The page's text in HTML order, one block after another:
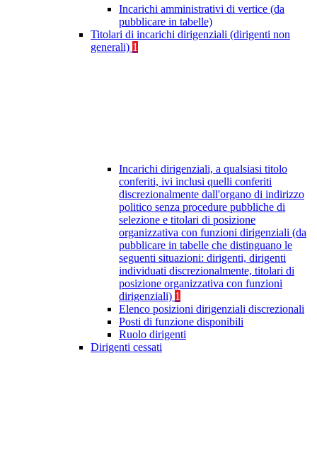
Incarichi amministrativi di vertice (da
pubblicare in tabelle)
Titolari di incarichi dirigenziali (dirigenti non
generali) 1
Incarichi dirigenziali, a qualsiasi titolo
conferiti, ivi inclusi quelli conferiti
discrezionalmente dall'organo di indirizzo
politico senza procedure pubbliche di
selezione e titolari di posizione
organizzativa con funzioni dirigenziali (da
pubblicare in tabelle che distinguano le
seguenti situazioni: dirigenti, dirigenti
individuati discrezionalmente, titolari di
posizione organizzativa con funzioni
dirigenziali) 1
Elenco posizioni dirigenziali discrezionali
Posti di funzione disponibili
Ruolo dirigenti
Dirigenti cessati